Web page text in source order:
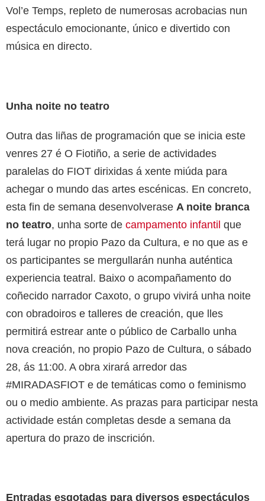
Vol’e Temps, repleto de numerosas acrobacias nun
espectáculo emocionante, único e divertido con
música en directo.
Unha noite no teatro
Outra das liñas de programación que se inicia este
venres 27 é O Fiotiño, a serie de actividades
paralelas do FIOT dirixidas á xente miúda para
achegar o mundo das artes escénicas. En concreto,
esta fin de semana desenvolverase A noite branca
no teatro, unha sorte de campamento infantil que
terá lugar no propio Pazo da Cultura, e no que as e
os participantes se mergullarán nunha auténtica
experiencia teatral. Baixo o acompañamento do
coñecido narrador Caxoto, o grupo vivirá unha noite
con obradoiros e talleres de creación, que lles
permitirá estrear ante o público de Carballo unha
nova creación, no propio Pazo de Cultura, o sábado
28, ás 11:00. A obra xirará arredor das
#MIRADASFIOT e de temáticas como o feminismo
ou o medio ambiente. As prazas para participar nesta
actividade están completas desde a semana da
apertura do prazo de inscrición.
Entradas esgotadas para diversos espectáculos